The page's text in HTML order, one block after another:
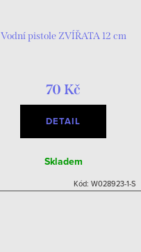
Vodní pistole ZVÍŘATA 12 cm
70 Kč
DETAIL
Skladem
Kód: W028923-1-S